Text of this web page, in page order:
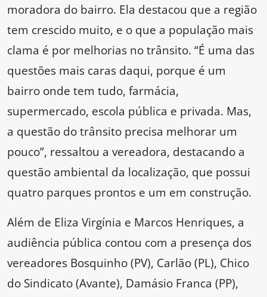
moradora do bairro. Ela destacou que a região
tem crescido muito, e o que a população mais
clama é por melhorias no trânsito. “É uma das
questões mais caras daqui, porque é um
bairro onde tem tudo, farmácia,
supermercado, escola pública e privada. Mas,
a questão do trânsito precisa melhorar um
pouco”, ressaltou a vereadora, destacando a
questão ambiental da localização, que possui
quatro parques prontos e um em construção.
Além de Eliza Virgínia e Marcos Henriques, a
audiência pública contou com a presença dos
vereadores Bosquinho (PV), Carlão (PL), Chico
do Sindicato (Avante), Damásio Franca (PP),